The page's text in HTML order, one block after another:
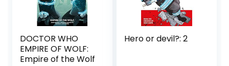
DOCTOR WHO
EMPIRE OF WOLF:
Empire of the Wolf
Hero or devil?: 2